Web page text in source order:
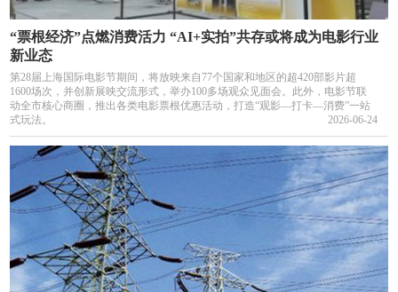
“票根经济”点燃消费活力 “AI+实拍”共存或将成为电影行业
新业态
第28届上海国际电影节期间，将放映来自77个国家和地区的超420部影片超
1600场次，并创新展映交流形式，举办100多场观众见面会。此外，电影节联
动全市核心商圈，推出各类电影票根优惠活动，打造“观影—打卡—消费”一站
式玩法。
2026-06-24